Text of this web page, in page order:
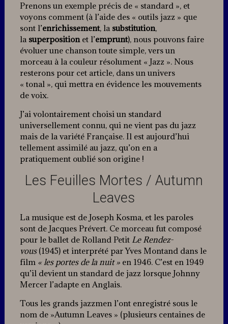
Prenons un exemple précis de « standard », et
voyons comment (à l’aide des « outils jazz » que
sont l’enrichissement, la substitution,
la superpositionet l’emprunt), nous pouvons faire
évoluer une chanson toute simple, vers un
morceau à la couleur résolument « Jazz ». Nous
resterons pour cet article, dans un univers
« tonal », qui mettra en évidence les mouvements
de voix.
J’ai volontairement choisi un standard
universellement connu, qui ne vient pas du jazz
mais de la variété Française. Il est aujourd’hui
tellement assimilé au jazz, qu’on en a
pratiquement oublié son origine !
Les Feuilles Mortes / Autumn
Leaves
La musique est de Joseph Kosma, et les paroles
sont de Jacques Prévert. Ce morceau fut composé
pour le ballet de Rolland PetitLe Rendez-
vous(1945) et interprété par Yves Montand dans le
film « les portes de la nuit » en 1946. C’est en 1949
qu’il devient un standard de jazz lorsque Johnny
Mercer l’adapte en Anglais.
Tous les grands jazzmen l’ont enregistré sous le
nom de »Autumn Leaves » (plusieurs centaines de